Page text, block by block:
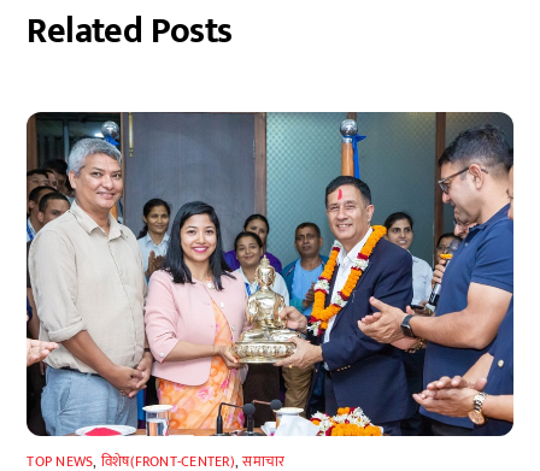
Related Posts
TOP NEWS, विशेष(FRONT-CENTER),समाचार